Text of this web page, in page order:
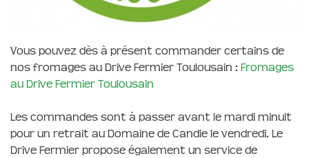
Vous pouvez dès à présent commander certains de
nos fromages au Drive Fermier Toulousain : Fromages
au Drive Fermier Toulousain
Les commandes sont à passer avant le mardi minuit
pour un retrait au Domaine de Candie le vendredi. Le
Drive Fermier propose également un service de